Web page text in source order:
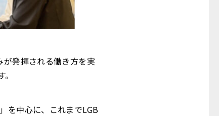
発揮される働き方を実
を中心に、これまでLGB